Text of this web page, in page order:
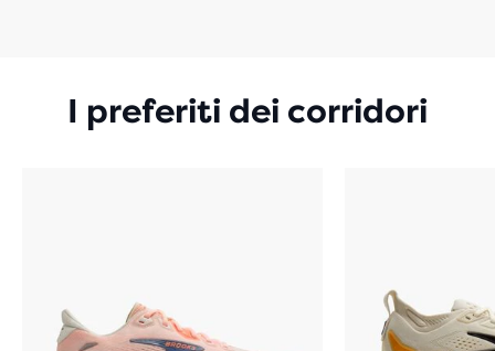
I preferiti dei corridori